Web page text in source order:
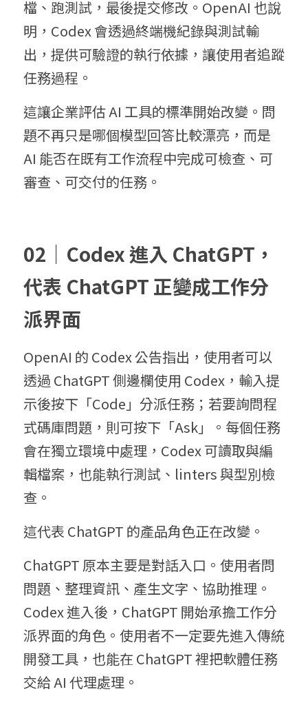
檔、跑測試，最後提交修改。OpenAI 也說
明，Codex 會透過終端機紀錄與測試輸
出，提供可驗證的執行依據，讓使用者追蹤
任務過程。
這讓企業評估 AI 工具的標準開始改變。問
題不再只是哪個模型回答比較漂亮，而是
AI 能否在既有工作流程中完成可檢查、可
審查、可交付的任務。
02｜ Codex 進入 ChatGPT，
代表 ChatGPT 正變成工作分
派界面
OpenAI 的 Codex 公告指出，使用者可以
透過 ChatGPT 側邊欄使用 Codex，輸入提
示後按下「Code」分派任務；若要詢問程
式碼庫問題，則可按下「Ask」。每個任務
會在獨立環境中處理，Codex 可讀取與編
輯檔案，也能執行測試、linters 與型別檢
查。
這代表 ChatGPT 的產品角色正在改變。
ChatGPT 原本主要是對話入口。使用者問
問題、整理資訊、產生文字、協助推理。
Codex 進入後，ChatGPT 開始承擔工作分
派界面的角色。使用者不一定要先進入傳統
開發工具，也能在 ChatGPT 裡把軟體任務
交給 AI 代理處理。